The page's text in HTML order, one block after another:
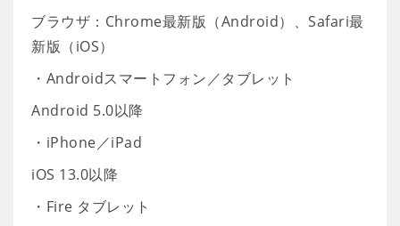
ブラウザ：Chrome最新版（Android）、Safari最
新版（iOS）
・Androidスマートフォン／タブレット
Android 5.0以降
・iPhone／iPad
iOS 13.0以降
・Fire タブレット